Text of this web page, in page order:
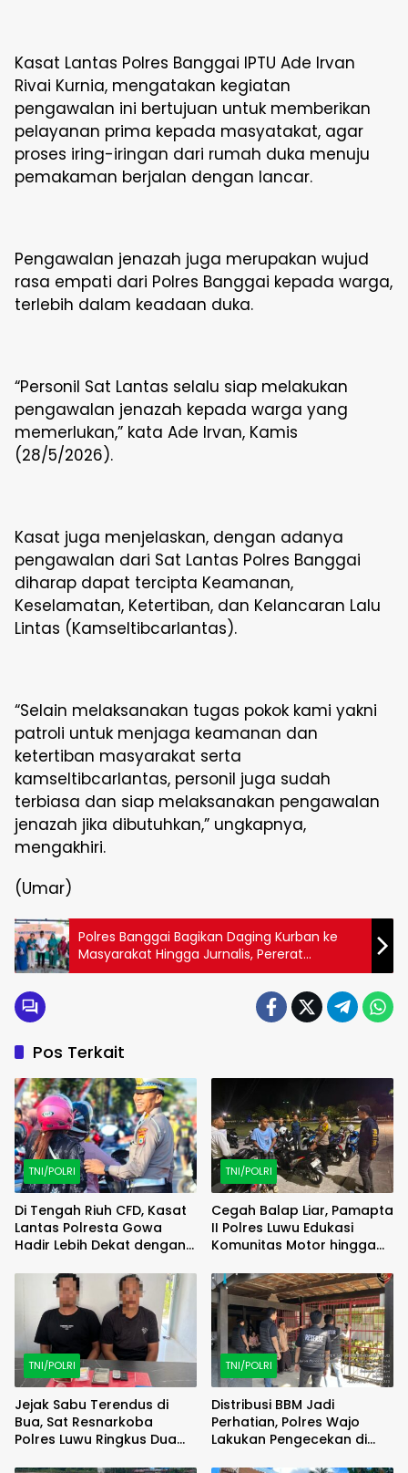
Kasat Lantas Polres Banggai IPTU Ade Irvan
Rivai Kurnia, mengatakan kegiatan
pengawalan ini bertujuan untuk memberikan
pelayanan prima kepada masyatakat, agar
proses iring-iringan dari rumah duka menuju
pemakaman berjalan dengan lancar.
Pengawalan jenazah juga merupakan wujud
rasa empati dari Polres Banggai kepada warga,
terlebih dalam keadaan duka.
“Personil Sat Lantas selalu siap melakukan
pengawalan jenazah kepada warga yang
memerlukan,” kata Ade Irvan, Kamis
(28/5/2026).
Kasat juga menjelaskan, dengan adanya
pengawalan dari Sat Lantas Polres Banggai
diharap dapat tercipta Keamanan,
Keselamatan, Ketertiban, dan Kelancaran Lalu
Lintas (Kamseltibcarlantas).
“Selain melaksanakan tugas pokok kami yakni
patroli untuk menjaga keamanan dan
ketertiban masyarakat serta
kamseltibcarlantas, personil juga sudah
terbiasa dan siap melaksanakan pengawalan
jenazah jika dibutuhkan,” ungkapnya,
mengakhiri.
(Umar)
Polres Banggai Bagikan Daging Kurban ke
Masyarakat Hingga Jurnalis, Pererat
Silaturahmi di Momen Iduladha
Pos Terkait
TNI/POLRI
Di Tengah Riuh CFD, Kasat
Lantas Polresta Gowa
Hadir Lebih Dekat dengan
TNI/POLRI
Cegah Balap Liar, Pamapta
II Polres Luwu Edukasi
Komunitas Motor hingga
TNI/POLRI
Jejak Sabu Terendus di
Bua, Sat Resnarkoba
Polres Luwu Ringkus Dua
TNI/POLRI
Distribusi BBM Jadi
Perhatian, Polres Wajo
Lakukan Pengecekan di